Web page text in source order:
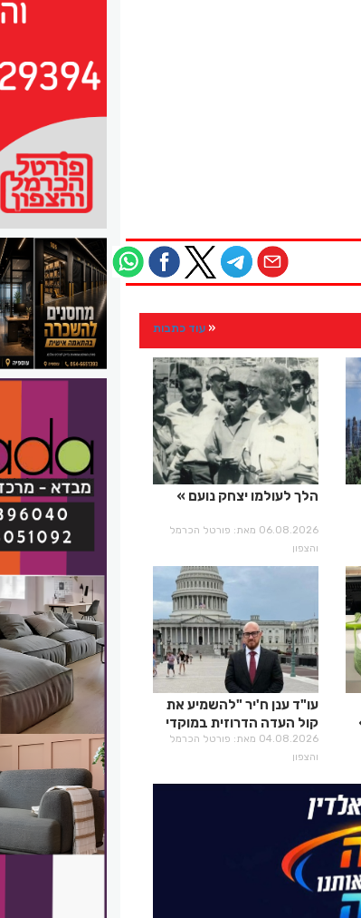
עוד כתבות
הלך לעולמו יצחק נועם
06.08.2026 מאת: פורטל הכרמל
והצפון
עו"ד ענן ח'יר "להשמיע את
קול העדה הדרוזית במוקדי
קבלת ההחלטות"04.08.2026 מאת: פורטל הכרמל
והצפון